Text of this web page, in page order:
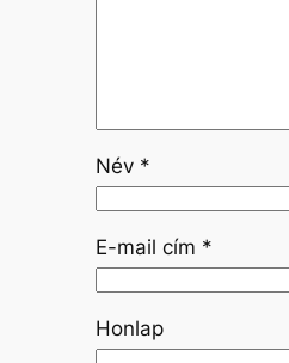
Név *
E-mail cím *
Honlap